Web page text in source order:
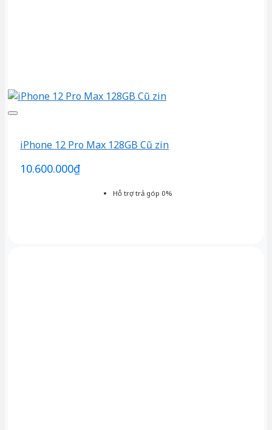
Hỗ trợ trả góp 0%
iPhone 12 Pro Max 128GB Cũ zin
10.600.000₫